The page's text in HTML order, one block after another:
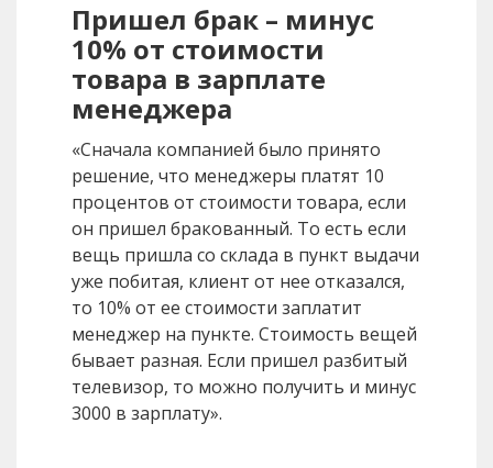
Пришел брак – минус
10% от стоимости
товара в зарплате
менеджера
«Сначала компанией было принято
решение, что менеджеры платят 10
процентов от стоимости товара, если
он пришел бракованный. То есть если
вещь пришла со склада в пункт выдачи
уже побитая, клиент от нее отказался,
то 10% от ее стоимости заплатит
менеджер на пункте. Стоимость вещей
бывает разная. Если пришел разбитый
телевизор, то можно получить и минус
3000 в зарплату».